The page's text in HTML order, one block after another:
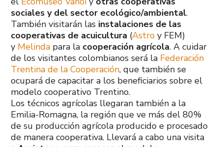
sociales y del sector ecológico/ambiental.
También visitarán las instalaciones de las
cooperativas de acuicultura (Astro y FEM)
y Melinda para la cooperación agrícola. A cuidar
de los visitantes colombianos será la Federación
Trentina de la Cooperación, que también se
ocupará de capacitar a los beneficiarios sobre el
modelo cooperativo Trentino.
Los técnicos agrícolas llegaran también a la
Emilia-Romagna, la región que ve más del 80%
de su producción agrícola producido e procesado
de manera cooperativa. Llevará a cabo una visita